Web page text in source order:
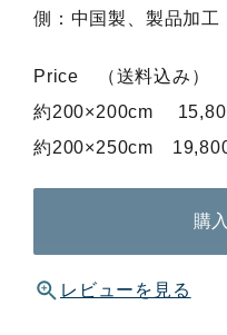
側：中国製、製品加工
Price （送料込み）
約200×200cm
約200×250cm
購
レビューを見る